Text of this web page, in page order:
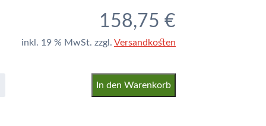
158,75 €
inkl. 19 % MwSt. zzgl. Versandkosten
In den Warenkorb